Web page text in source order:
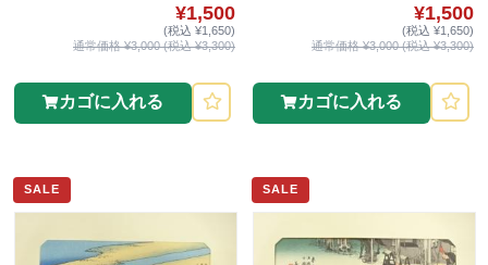
¥1,500
(税込 ¥1,650)
通常価格 ¥3,000 (税込 ¥3,300)
カゴに入れる
¥1,500
(税込 ¥1,650)
通常価格 ¥3,000 (税込 ¥3,300)
カゴに入れる
SALE SALE